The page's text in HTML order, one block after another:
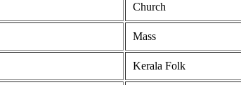
Church
Mass
Kerala Folk